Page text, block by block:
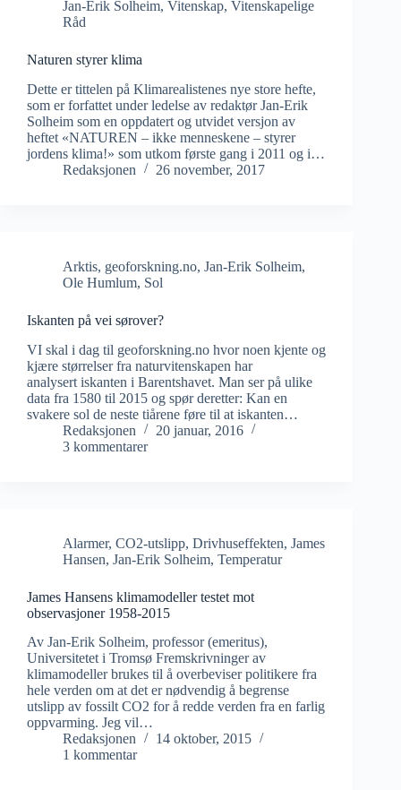
Jan-Erik Solheim, Vitenskap, Vitenskapelige
Råd
Naturen styrer klima
Dette er tittelen på Klimarealistenes nye store hefte,
som er forfattet under ledelse av redaktør Jan-Erik
Solheim som en oppdatert og utvidet versjon av
heftet «NATUREN – ikke menneskene – styrer
jordens klima!» som utkom første gang i 2011 og i…
Redaksjonen
26 november, 2017
Arktis, geoforskning.no, Jan-Erik Solheim,
Ole Humlum, Sol
Iskanten på vei sørover?
VI skal i dag til geoforskning.no hvor noen kjente og
kjære størrelser fra naturvitenskapen har
analysert iskanten i Barentshavet. Man ser på ulike
data fra 1580 til 2015 og spør deretter: Kan en
svakere sol de neste tiårene føre til at iskanten…
Redaksjonen
20 januar, 2016
3 kommentarer
Alarmer, CO2-utslipp, Drivhuseffekten, James
Hansen, Jan-Erik Solheim, Temperatur
James Hansens klimamodeller testet mot
observasjoner 1958-2015
Av Jan-Erik Solheim, professor (emeritus),
Universitetet i Tromsø Fremskrivninger av
klimamodeller brukes til å overbeviser politikere fra
hele verden om at det er nødvendig å begrense
utslipp av fossilt CO2 for å redde verden fra en farlig
oppvarming. Jeg vil…
Redaksjonen
14 oktober, 2015
1 kommentar